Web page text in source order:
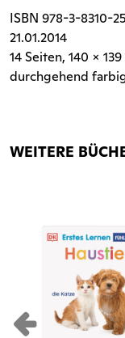
ISBN 978-3-8310-
21.01.2014
14 Seiten, 140 x
durchgehend
WEITERE